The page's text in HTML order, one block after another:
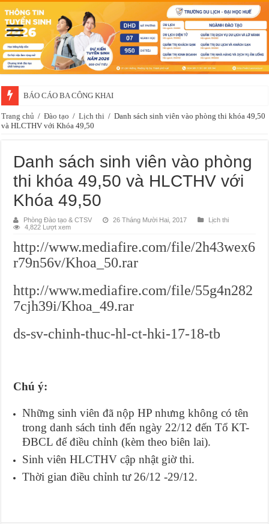
BÁO CÁO BA CÔNG KHAI
Trang chủ / Đào tạo / Lịch thi / Danh sách sinh viên vào phòng thi khóa 49,50
và HLCTHV với Khóa 49,50
Danh sách sinh viên vào phòng
thi khóa 49,50 và HLCTHV với
Khóa 49,50
Phòng Đào tạo & CTSV 26 Tháng Mười Hai, 2017
Lịch thi
4,822 Lượt xem
http://www.mediafire.com/file/2h43wex6
r79n56v/Khoa_50.rar
http://www.mediafire.com/file/55g4n282
7cjh39i/Khoa_49.rar
ds-sv-chinh-thuc-hl-ct-hki-17-18-tb
Chú ý:
Những sinh viên đã nộp HP nhưng không có tên
trong danh sách tinh đến ngày 22/12 đến Tổ KT-
ĐBCL để điều chỉnh (kèm theo biên lai).
Sinh viên HLCTHV cập nhật giờ thi.
Thời gian điều chỉnh tư 26/12 -29/12.